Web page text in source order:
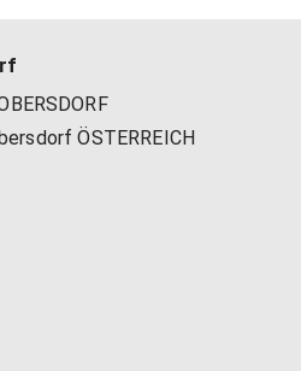
Kurse
Kurse
ÖSTERREICH